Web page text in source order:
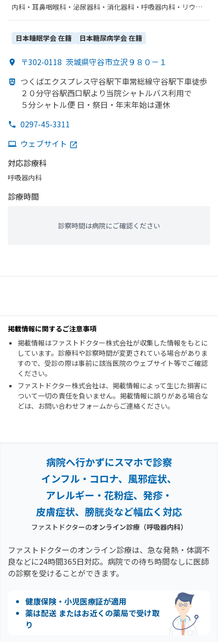
内科・​耳鼻咽喉科・​泌尿器科・​消化器科・​呼吸器内科・​リウマ
器科・​その他・​乳腺外科・​人工透析・​呼吸器外科・​気管食道
日本睡眠学会在籍 日本糖尿病学会在籍
〒302-0118 茨城県守谷市立沢９８０－１
つくばエクスプレス守谷駅下車常総線守谷駅下車徒歩
２０分守谷駅西口駅より当院シャトルバス利用で
５分シャトル便 日・祭日・年末年始は運休
0297-45-3311
ウェブサイト
対応診療科
呼吸器内科
診療時間
診察時間は病院にご確認ください
掲載情報に関するご注意事項
掲載情報はファストドクター株式会社が収集した情報をもとに
しています。診療科や診察時間が変更されている場合がありま
すので、受診の際は事前に該当医院のウェブサイト等でご確認
ください。
ファストドクター株式会社は、掲載情報によって生じた損害に
ついて一切の責任を負いません。掲載情報に誤りがある場合な
どは、お問い合わせフォームからご連絡ください。
病院へ行かずにスマホで診察
インフル・コロナ、風邪症状、
アレルギー・花粉症、 発疹・
皮膚症状、膀胱炎など幅広く対応
ファストドクターのオンライン診療（呼吸器内科）
ファストドクターのオンライン診療は、急な発熱・体調不
良などに24時間365日対応。 病院での待ち時間なしに医師
の診察を受けることができます。
健康保険・小児医療証が適用
薬は配送 またはお近くの薬局で受け取
り